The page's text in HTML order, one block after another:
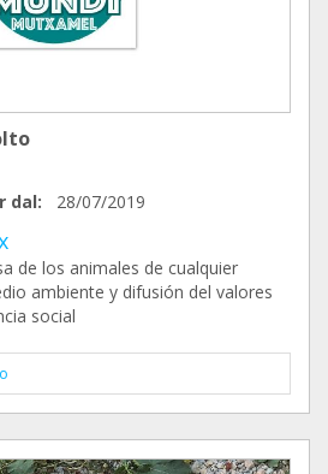
dal: 28/07/2019
de los animales de cualquier
ambiente y difusión del valores
social